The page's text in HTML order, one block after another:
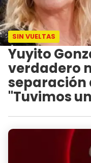
SIN VUELTAS
Yuyito
verdadero
separación
"Tuvimos